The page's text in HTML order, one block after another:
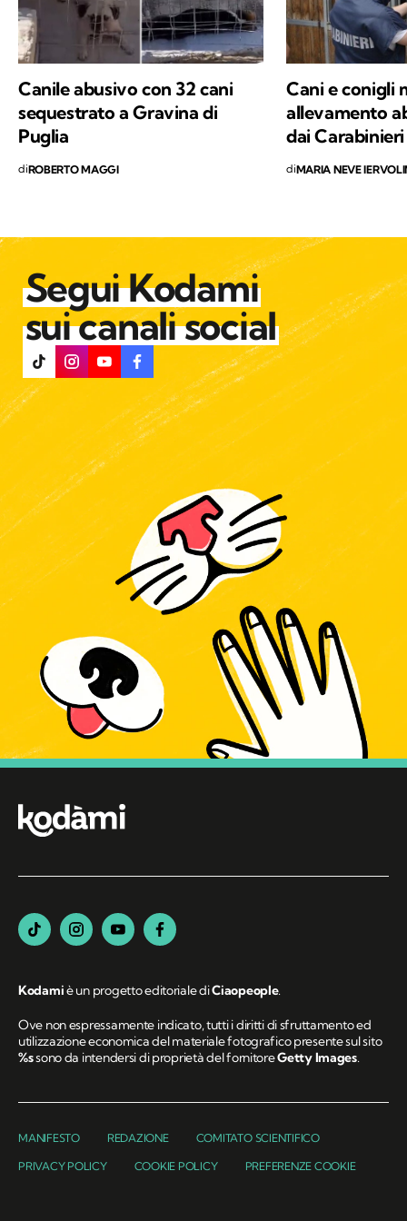
del mondo.
Canile abusivo con 32 cani
sequestrato a Gravina di
Puglia
diROBERTO MAGGI
Cani e conigli
allevamento
dai
diMARIA NEVE
Segui Kodami
sui canali social
Kodamiè un progetto editoriale diCiaopeople.
Ove non espressamente indicato, tutti i diritti di sfruttamento ed
utilizzazione economica del materiale fotografico presente sul sito
%ssono da intendersi di proprietà del fornitoreGetty Images.
MANIFESTO REDAZIONE COMITATO SCIENTIFICO
PRIVACY POLICY COOKIE POLICY PREFERENZE COOKIE